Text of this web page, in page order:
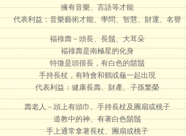
擁有音樂、言語等才能
代表利益：音樂藝術才能、學問、智慧、財運、名譽
福祿壽－頭長、長鬚、大耳朵
福祿壽是南極星的化身
特徵是頭很長，有白色的鬍鬚
手持長杖，有時會和鶴或龜一起出現
代表利益：健康長壽、財產、子孫繁榮
壽老人－頭上有頭巾、手持長杖及團扇或桃子
道教中的神、有著白色鬍鬚
手上通常拿著長杖、團扇或桃子